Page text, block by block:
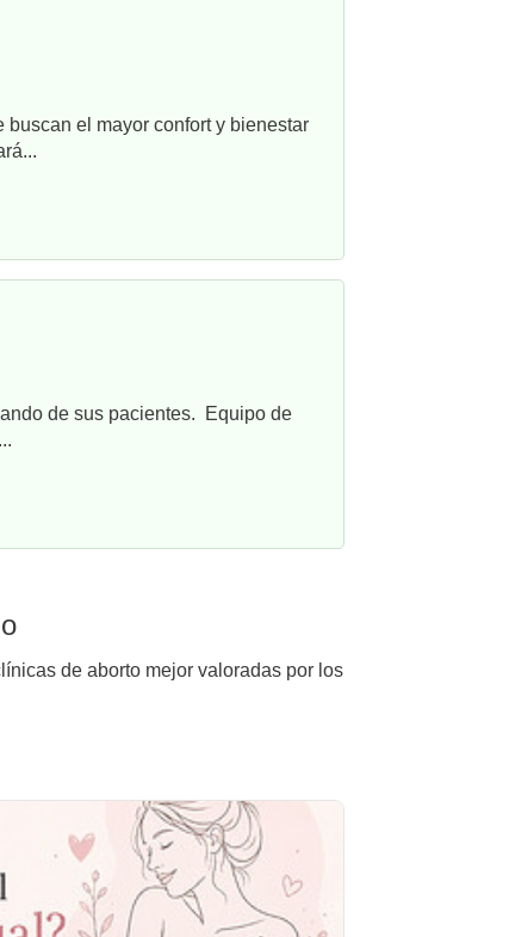
el mayor confort y bienestar
de sus pacientes. Equipo de
de aborto mejor valoradas por los